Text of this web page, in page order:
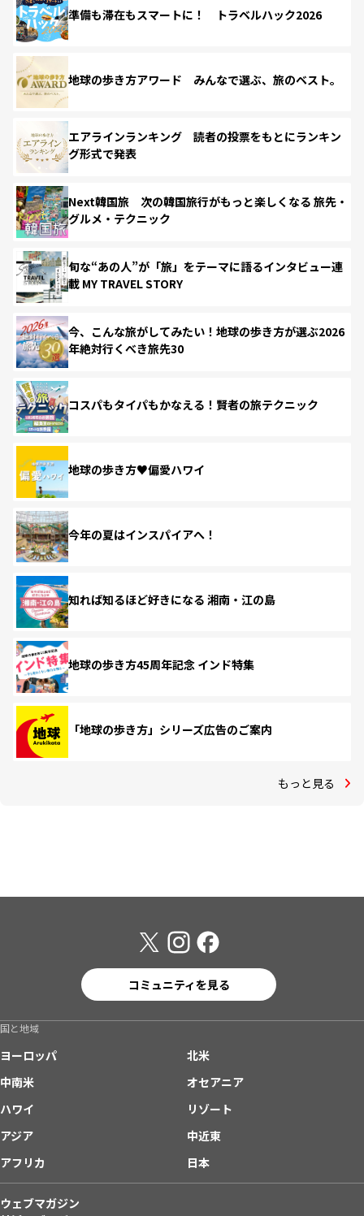
準備も滞在もスマートに！ トラベルハック2026
地球の歩き方アワード みんなで選ぶ、旅のベスト。
エアラインランキング 読者の投票をもとにランキン
グ形式で発表
Next韓国旅 次の韓国旅行がもっと楽しくなる 旅先・
グルメ・テクニック
旬な“あの人”が「旅」をテーマに語るインタビュー連
載 MY TRAVEL STORY
今、こんな旅がしてみたい！地球の歩き方が選ぶ2026
年絶対行くべき旅先30
コスパもタイパもかなえる！賢者の旅テクニック
地球の歩き方♥偏愛ハワイ
今年の夏はインスパイアへ！
知れば知るほど好きになる 湘南・江の島
地球の歩き方45周年記念 インド特集
「地球の歩き方」シリーズ広告のご案内
もっと見る
コミュニティを見る
国と地域
ヨーロッパ
北米
中南米
オセアニア
ハワイ
リゾート
アジア
中近東
アフリカ
日本
ウェブマガジン